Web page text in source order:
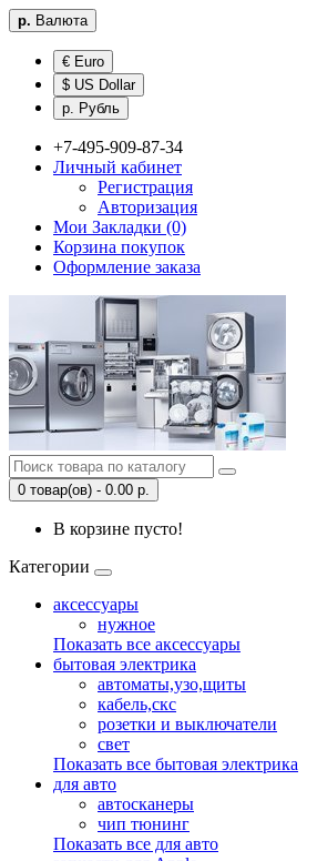
р. Валюта
€ Euro
$ US Dollar
р. Рубль
+7-495-909-87-34
Личный кабинет
Регистрация
Авторизация
Мои Закладки (0)
Корзина покупок
Оформление заказа
0 товар(ов) - 0.00 р.
В корзине пусто!
Категории
аксессуары
нужное
Показать все аксессуары
бытовая электрика
автоматы,узо,щиты
кабель,скс
розетки и выключатели
свет
Показать все бытовая электрика
для авто
автосканеры
чип тюнинг
Показать все для авто